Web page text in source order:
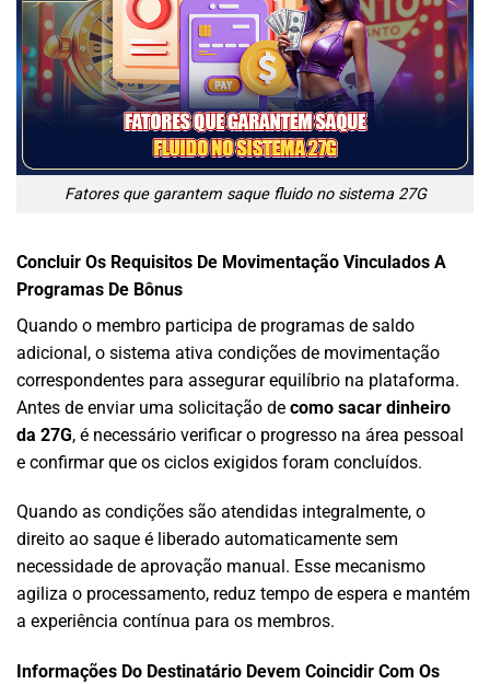
Fatores que garantem saque fluido no sistema 27G
Concluir Os Requisitos De Movimentação Vinculados A
Programas De Bônus
Quando o membro participa de programas de saldo
adicional, o sistema ativa condições de movimentação
correspondentes para assegurar equilíbrio na plataforma.
Antes de enviar uma solicitação de como sacar dinheiro
da 27G, é necessário verificar o progresso na área pessoal
e confirmar que os ciclos exigidos foram concluídos.
Quando as condições são atendidas integralmente, o
direito ao saque é liberado automaticamente sem
necessidade de aprovação manual. Esse mecanismo
agiliza o processamento, reduz tempo de espera e mantém
a experiência contínua para os membros.
Informações Do Destinatário Devem Coincidir Com Os